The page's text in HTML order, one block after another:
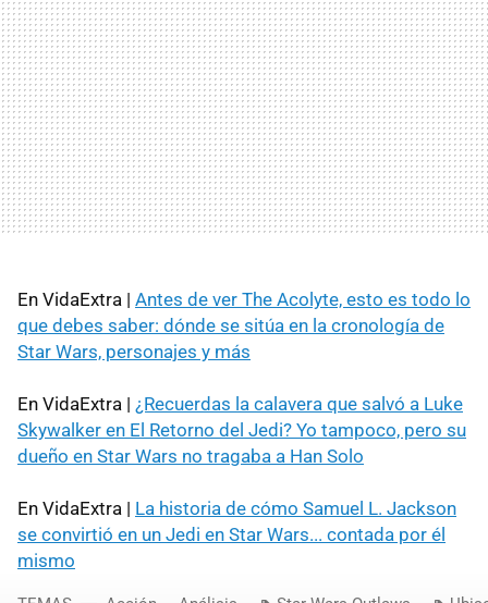
En VidaExtra | Antes de ver The Acolyte, esto es todo lo
que debes saber: dónde se sitúa en la cronología de
Star Wars, personajes y más
En VidaExtra | ¿Recuerdas la calavera que salvó a Luke
Skywalker en El Retorno del Jedi? Yo tampoco, pero su
dueño en Star Wars no tragaba a Han Solo
En VidaExtra | La historia de cómo Samuel L. Jackson
se convirtió en un Jedi en Star Wars... contada por él
mismo